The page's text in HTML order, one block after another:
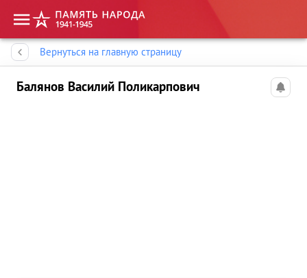
Вернуться на главную страницу
Балянов Василий Поликарпович
Память народа